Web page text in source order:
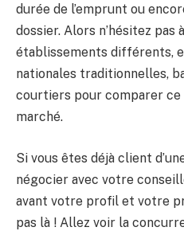
durée de l’emprunt ou
dossier. Alors n’hésitez pas
établissements différents,
nationales traditionnelles,
courtiers pour comparer ce
marché.
Si vous êtes déjà client
négocier avec votre
avant votre profil et votre
pas là ! Allez voir la